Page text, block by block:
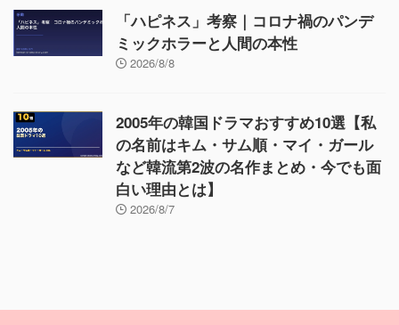
「ハピネス」考察｜コロナ禍のパンデ
ミックホラーと人間の本性
2026/8/8
2005年の韓国ドラマおすすめ10選【私
の名前はキム・サム順・マイ・ガール
など韓流第2波の名作まとめ・今でも面
白い理由とは】
2026/8/7